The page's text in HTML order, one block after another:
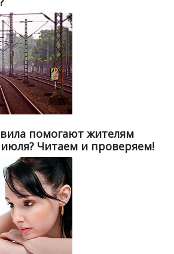
помогают жителям
Читаем и проверяем!